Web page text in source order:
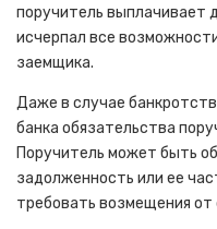
поручитель выплачивает
исчерпал все
заемщика.
Даже в случае
банка обязательства
Поручитель может быть
задолженность или ее
требовать возмещения от